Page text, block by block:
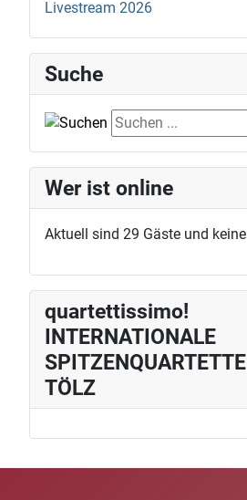
Livestream 2026
Suche
Suche
Wer ist online
Aktuell sind 29 Gäste und
quartettissimo!
INTERNATIONALE
TÖLZ